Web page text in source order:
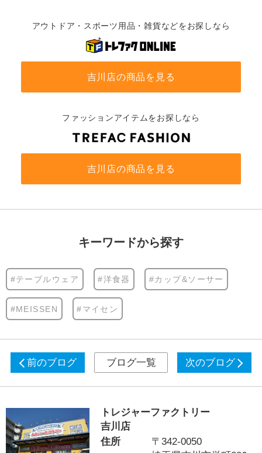
アウトドア・スポーツ用品・雑貨などをお探しなら
吉川店の商品を見る
ファッションアイテムをお探しなら
吉川店の商品を見る
キーワードから探す
#テーブルウェア #洋食器 #カップ&ソーサー
#MEISSEN #マイセン
前のブログ ブログ一覧 次のブログ
トレジャーファクトリー
吉川店
住所
〒342-0050